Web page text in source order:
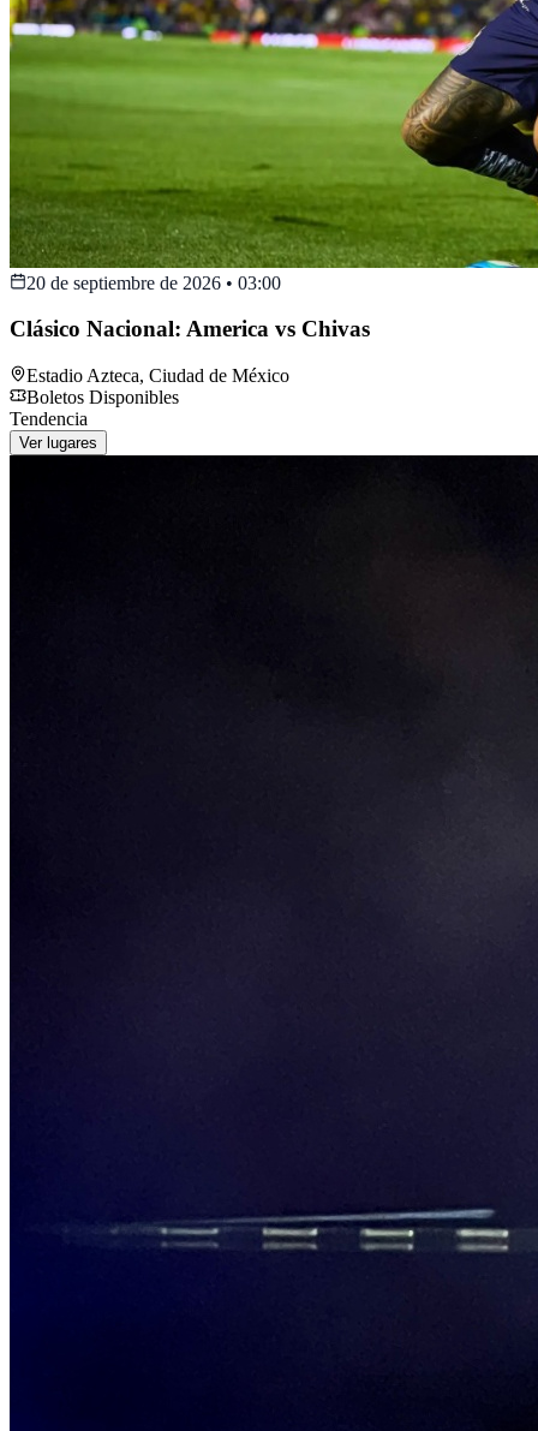
20 de septiembre de 2026 • 03:00
Clásico Nacional: America vs Chivas
Estadio Azteca, Ciudad de México
Boletos Disponibles
Tendencia
Ver lugares